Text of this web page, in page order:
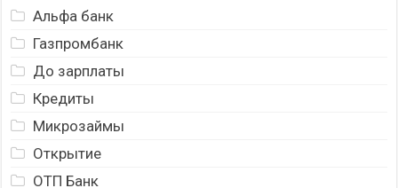
Альфа банк
Газпромбанк
До зарплаты
Кредиты
Микрозаймы
Открытие
ОТП Банк